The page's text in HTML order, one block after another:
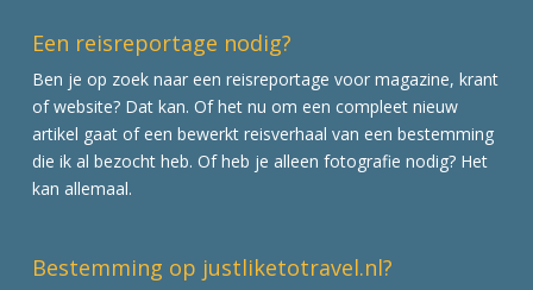
Een reisreportage nodig?
Ben je op zoek naar een reisreportage voor magazine, krant
of website? Dat kan. Of het nu om een compleet nieuw
artikel gaat of een bewerkt reisverhaal van een bestemming
die ik al bezocht heb. Of heb je alleen fotografie nodig? Het
kan allemaal.
Bestemming op justliketotravel.nl?